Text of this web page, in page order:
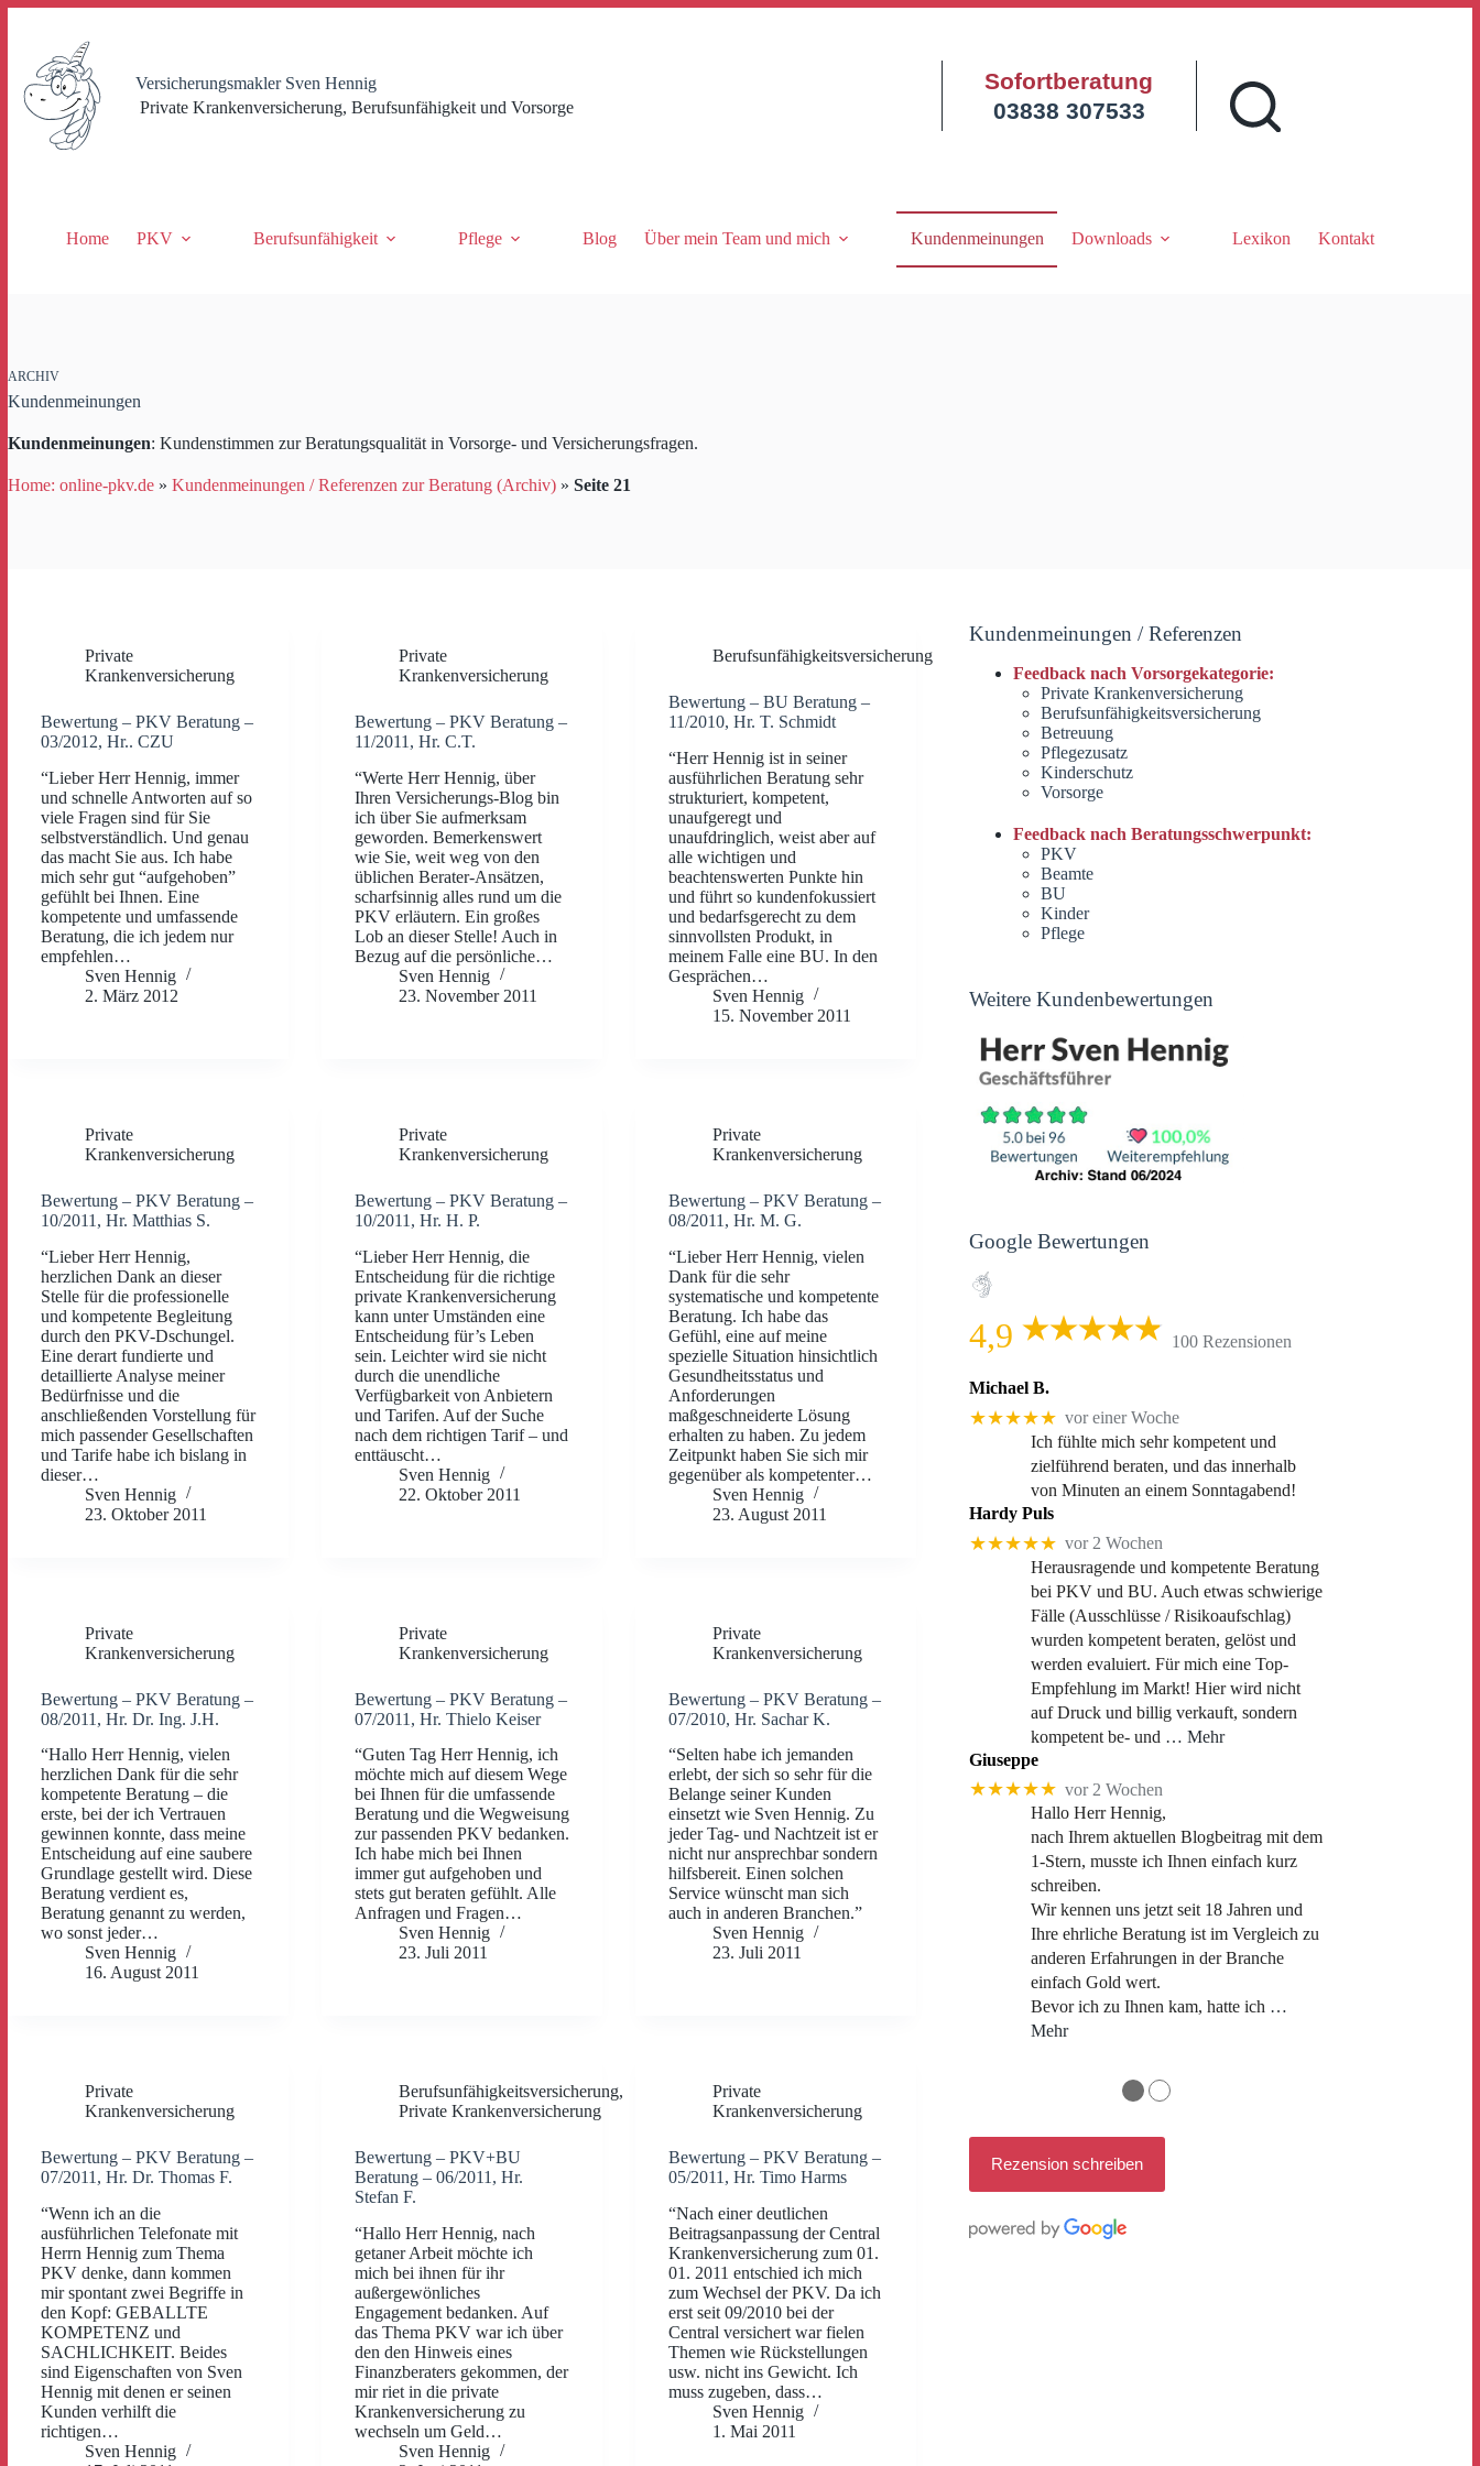
springen
Versicherungsmakler Sven Hennig
Private Krankenversicherung, Berufsunfähigkeit und Vorsorge
Sofortberatung
03838 307533
Home PKV Berufsunfähigkeit Pflege Blog Über mein Team und mich Kundenmeinungen Downloads Lexikon Kontakt
ARCHIV
Kundenmeinungen
Kundenmeinungen: Kundenstimmen zur Beratungsqualität in Vorsorge- und Versicherungsfragen.
Home: online-pkv.de » Kundenmeinungen / Referenzen zur Beratung (Archiv) » Seite 21
Private
Krankenversicherung
Bewertung – PKV Beratung –
03/2012, Hr.. CZU
“Lieber Herr Hennig, immer
und schnelle Antworten auf so
viele Fragen sind für Sie
selbstverständlich. Und genau
das macht Sie aus. Ich habe
mich sehr gut “aufgehoben”
gefühlt bei Ihnen. Eine
kompetente und umfassende
Beratung, die ich jedem nur
empfehlen…
Sven Hennig
2. März 2012
Private
Krankenversicherung
Bewertung – PKV Beratung –
11/2011, Hr. C.T.
“Werte Herr Hennig, über
Ihren Versicherungs-Blog bin
ich über Sie aufmerksam
geworden. Bemerkenswert
wie Sie, weit weg von den
üblichen Berater-Ansätzen,
scharfsinnig alles rund um die
PKV erläutern. Ein großes
Lob an dieser Stelle! Auch in
Bezug auf die persönliche…
Sven Hennig
23. November 2011
Berufsunfähigkeitsversicherung
Bewertung – BU Beratung –
11/2010, Hr. T. Schmidt
“Herr Hennig ist in seiner
ausführlichen Beratung sehr
strukturiert, kompetent,
unaufgeregt und
unaufdringlich, weist aber auf
alle wichtigen und
beachtenswerten Punkte hin
und führt so kundenfokussiert
und bedarfsgerecht zu dem
sinnvollsten Produkt, in
meinem Falle eine BU. In den
Gesprächen…
Sven Hennig
15. November 2011
Private
Krankenversicherung
Bewertung – PKV Beratung –
10/2011, Hr. Matthias S.
“Lieber Herr Hennig,
herzlichen Dank an dieser
Stelle für die professionelle
und kompetente Begleitung
durch den PKV-Dschungel.
Eine derart fundierte und
detaillierte Analyse meiner
Bedürfnisse und die
anschließenden Vorstellung für
mich passender Gesellschaften
und Tarife habe ich bislang in
dieser…
Sven Hennig
23. Oktober 2011
Private
Krankenversicherung
Bewertung – PKV Beratung –
10/2011, Hr. H. P.
“Lieber Herr Hennig, die
Entscheidung für die richtige
private Krankenversicherung
kann unter Umständen eine
Entscheidung für’s Leben
sein. Leichter wird sie nicht
durch die unendliche
Verfügbarkeit von Anbietern
und Tarifen. Auf der Suche
nach dem richtigen Tarif – und
enttäuscht…
Sven Hennig
22. Oktober 2011
Private
Krankenversicherung
Bewertung – PKV Beratung –
08/2011, Hr. M. G.
“Lieber Herr Hennig, vielen
Dank für die sehr
systematische und kompetente
Beratung. Ich habe das
Gefühl, eine auf meine
spezielle Situation hinsichtlich
Gesundheitsstatus und
Anforderungen
maßgeschneiderte Lösung
erhalten zu haben. Zu jedem
Zeitpunkt haben Sie sich mir
gegenüber als kompetenter…
Sven Hennig
23. August 2011
Private
Krankenversicherung
Bewertung – PKV Beratung –
08/2011, Hr. Dr. Ing. J.H.
“Hallo Herr Hennig, vielen
herzlichen Dank für die sehr
kompetente Beratung – die
erste, bei der ich Vertrauen
gewinnen konnte, dass meine
Entscheidung auf eine saubere
Grundlage gestellt wird. Diese
Beratung verdient es,
Beratung genannt zu werden,
wo sonst jeder…
Sven Hennig
16. August 2011
Private
Krankenversicherung
Bewertung – PKV Beratung –
07/2011, Hr. Thielo Keiser
“Guten Tag Herr Hennig, ich
möchte mich auf diesem Wege
bei Ihnen für die umfassende
Beratung und die Wegweisung
zur passenden PKV bedanken.
Ich habe mich bei Ihnen
immer gut aufgehoben und
stets gut beraten gefühlt. Alle
Anfragen und Fragen…
Sven Hennig
23. Juli 2011
Private
Krankenversicherung
Bewertung – PKV Beratung –
07/2010, Hr. Sachar K.
“Selten habe ich jemanden
erlebt, der sich so sehr für die
Belange seiner Kunden
einsetzt wie Sven Hennig. Zu
jeder Tag- und Nachtzeit ist er
nicht nur ansprechbar sondern
hilfsbereit. Einen solchen
Service wünscht man sich
auch in anderen Branchen.”
Sven Hennig
23. Juli 2011
Private
Krankenversicherung
Bewertung – PKV Beratung –
07/2011, Hr. Dr. Thomas F.
“Wenn ich an die
ausführlichen Telefonate mit
Herrn Hennig zum Thema
PKV denke, dann kommen
mir spontant zwei Begriffe in
den Kopf: GEBALLTE
KOMPETENZ und
SACHLICHKEIT. Beides
sind Eigenschaften von Sven
Hennig mit denen er seinen
Kunden verhilft die
richtigen…
Sven Hennig
Berufsunfähigkeitsversicherung,
Private Krankenversicherung
Bewertung – PKV+BU
Beratung – 06/2011, Hr.
Stefan F.
“Hallo Herr Hennig, nach
getaner Arbeit möchte ich
mich bei ihnen für ihr
außergewönliches
Engagement bedanken. Auf
das Thema PKV war ich über
den den Hinweis eines
Finanzberaters gekommen, der
mir riet in die private
Krankenversicherung zu
wechseln um Geld…
Sven Hennig
Private
Krankenversicherung
Bewertung – PKV Beratung –
05/2011, Hr. Timo Harms
“Nach einer deutlichen
Beitragsanpassung der Central
Krankenversicherung zum 01.
01. 2011 entschied ich mich
zum Wechsel der PKV. Da ich
erst seit 09/2010 bei der
Central versichert war fielen
Themen wie Rückstellungen
usw. nicht ins Gewicht. Ich
muss zugeben, dass…
Sven Hennig
1. Mai 2011
Kundenmeinungen / Referenzen
Feedback nach Vorsorgekategorie:
Private Krankenversicherung
Berufsunfähigkeitsversicherung
Betreuung
Pflegezusatz
Kinderschutz
Vorsorge
Feedback nach Beratungsschwerpunkt:
PKV
Beamte
BU
Kinder
Pflege
Weitere Kundenbewertungen
Google Bewertungen
4,9 100 Rezensionen
Michael B.
★★★★★ vor einer Woche
Ich fühlte mich sehr kompetent und
zielführend beraten, und das innerhalb
von Minuten an einem Sonntagabend!
Hardy Puls
★★★★★ vor 2 Wochen
Herausragende und kompetente Beratung
bei PKV und BU. Auch etwas schwierige
Fälle (Ausschlüsse / Risikoaufschlag)
wurden kompetent beraten, gelöst und
werden evaluiert. Für mich eine Top-
Empfehlung im Markt! Hier wird nicht
auf Druck und billig verkauft, sondern
kompetent be- und … Mehr
Giuseppe
★★★★★ vor 2 Wochen
Hallo Herr Hennig,
nach Ihrem aktuellen Blogbeitrag mit dem
1-Stern, musste ich Ihnen einfach kurz
schreiben.
Wir kennen uns jetzt seit 18 Jahren und
Ihre ehrliche Beratung ist im Vergleich zu
anderen Erfahrungen in der Branche
einfach Gold wert.
Bevor ich zu Ihnen kam, hatte ich …
Mehr
●●
Rezension schreiben